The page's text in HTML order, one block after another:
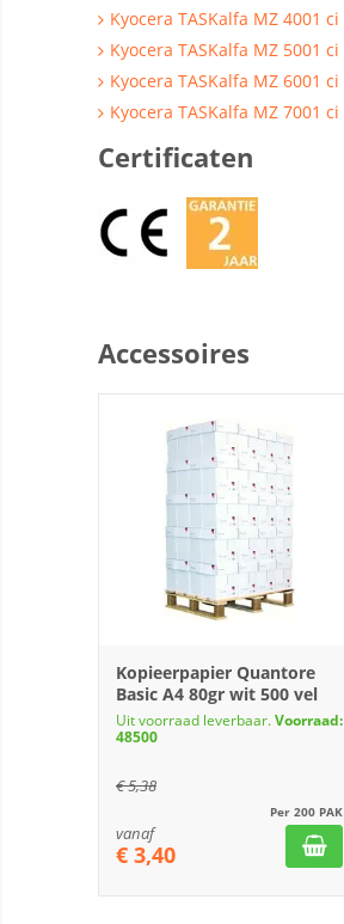
Kyocera TASKalfa MZ 4001 ci
Kyocera TASKalfa MZ 5001 ci
Kyocera TASKalfa MZ 6001 ci
Kyocera TASKalfa MZ 7001 ci
Certificaten
Accessoires
Kopieerpapier Quantore
Basic A4 80gr wit 500 vel
Uit voorraad leverbaar.Voorraad:
48500
€5,38
Per 200 PAK
vanaf
€ 3,40